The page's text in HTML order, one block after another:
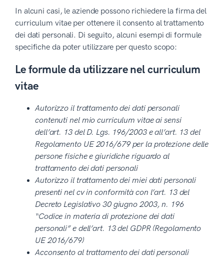
In alcuni casi, le aziende possono richiedere la firma del
curriculum vitae per ottenere il consento al trattamento
dei dati personali. Di seguito, alcuni esempi di formule
specifiche da poter utilizzare per questo scopo:
Le formule da utilizzare nel curriculum
vitae
Autorizzo il trattamento dei dati personali
contenuti nel mio curriculum vitae ai sensi
dell’art. 13 del D. Lgs. 196/2003 e all’art. 13 del
Regolamento UE 2016/679 per la protezione delle
persone fisiche e giuridiche riguardo al
trattamento dei dati personali
Autorizzo il trattamento dei miei dati personali
presenti nel cv in conformità con l’art. 13 del
Decreto Legislativo 30 giugno 2003, n. 196
“Codice in materia di protezione dei dati
personali” e dell’art. 13 del GDPR (Regolamento
UE 2016/679)
Acconsento al trattamento dei dati personali